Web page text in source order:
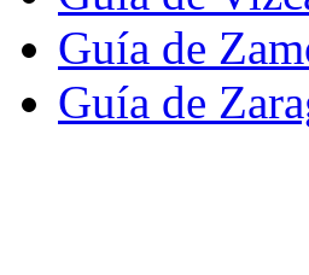
Guía de
Guía de